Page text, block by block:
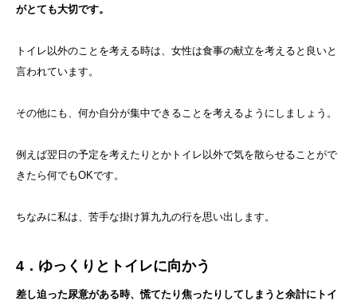
がとても大切です。
トイレ以外のことを考える時は、女性は食事の献立を考えると良いと
言われています。
その他にも、何か自分が集中できることを考えるようにしましょう。
例えば翌日の予定を考えたりとかトイレ以外で気を散らせることがで
きたら何でもOKです。
ちなみに私は、苦手な掛け算九九の行を思い出します。
4．ゆっくりとトイレに向かう
差し迫った尿意がある時、慌てたり焦ったりしてしまうと余計にトイ